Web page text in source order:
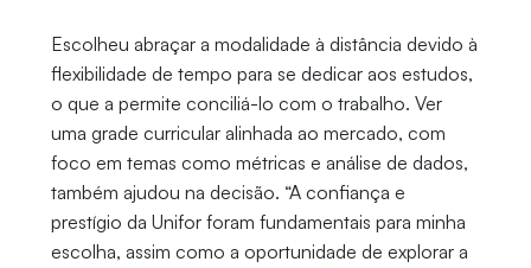
Escolheu abraçar a modalidade à distância devido à
flexibilidade de tempo para se dedicar aos estudos,
o que a permite conciliá-lo com o trabalho. Ver
uma grade curricular alinhada ao mercado, com
foco em temas como métricas e análise de dados,
também ajudou na decisão. “A confiança e
prestígio da Unifor foram fundamentais para minha
escolha, assim como a oportunidade de explorar a